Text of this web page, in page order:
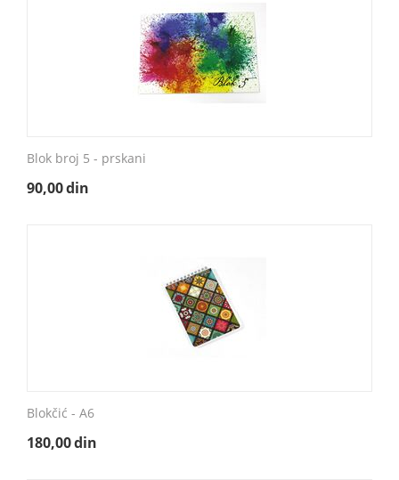
Blok broj 5 - prskani
90,00din
Blokčić - A6
180,00din